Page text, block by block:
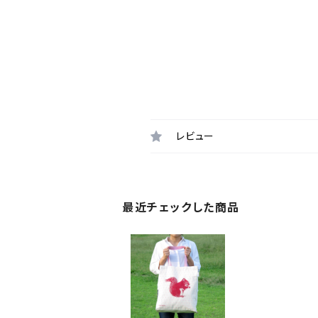
レビュー
最近チェックした商品